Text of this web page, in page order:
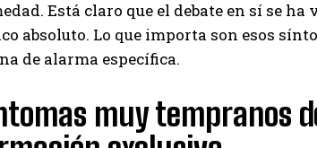
I've read and accept thePrivacy Policy.
Está claro que el debate en sí se
absoluto. Lo que importa son esos
de alarma específica.
muy tempranos